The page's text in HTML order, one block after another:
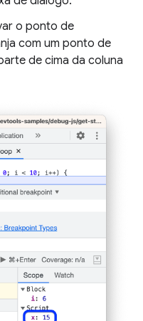
o ponto de
com um ponto de
de cima da coluna